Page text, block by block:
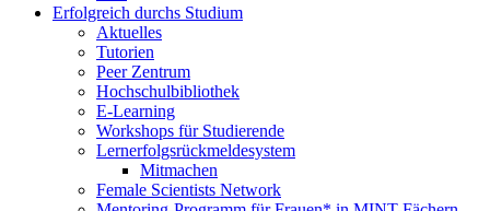
Erfolgreich durchs Studium
Aktuelles
Tutorien
Peer Zentrum
Hochschulbibliothek
E-Learning
Workshops für Studierende
Lernerfolgsrückmeldesystem
Mitmachen
Female Scientists Network